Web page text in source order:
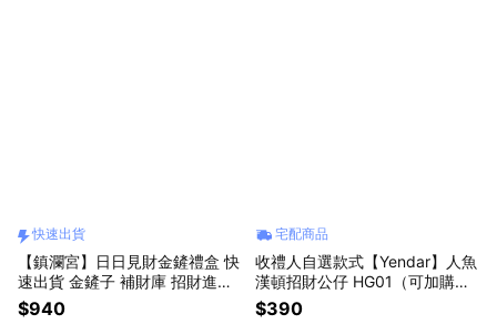
快速出貨
【鎮瀾宮】日日見財金鏟禮盒 快
速出貨 金鏟子 補財庫 招財進寶
開運招財 財位擺設 發財擺件 旺
$940
宅配商品
收禮人自選款式【Yendar】人魚
漢頓招財公仔 HG01（可加購祝
福書籤小卡）
$390